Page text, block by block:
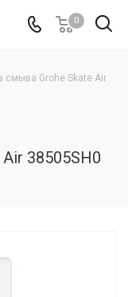
0
смыва Grohe Skate Air
38505SH0